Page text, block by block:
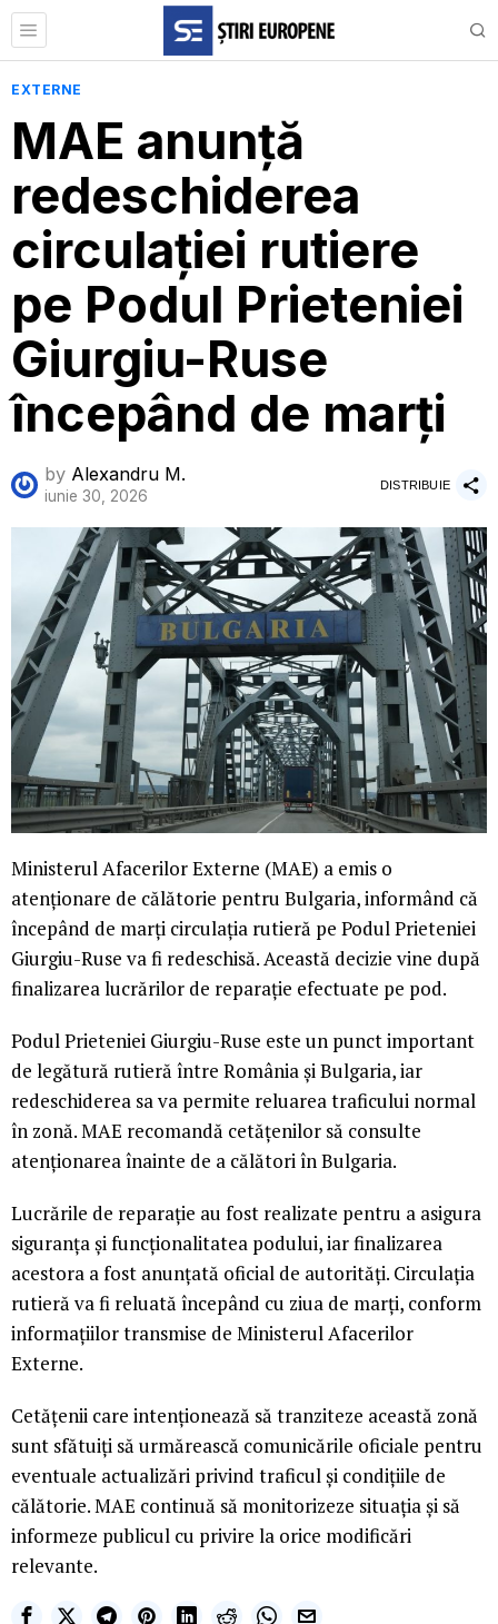
EXTERNE
MAE anunță
redeschiderea
circulației rutiere
pe Podul Prieteniei
Giurgiu-Ruse
începând de marți
by Alexandru M.
iunie 30, 2026
DISTRIBUIE
Ministerul Afacerilor Externe (MAE) a emis o
atenționare de călătorie pentru Bulgaria, informând că
începând de marți circulația rutieră pe Podul Prieteniei
Giurgiu-Ruse va fi redeschisă. Această decizie vine după
finalizarea lucrărilor de reparație efectuate pe pod.
Podul Prieteniei Giurgiu-Ruse este un punct important
de legătură rutieră între România și Bulgaria, iar
redeschiderea sa va permite reluarea traficului normal
în zonă. MAE recomandă cetățenilor să consulte
atenționarea înainte de a călători în Bulgaria.
Lucrările de reparație au fost realizate pentru a asigura
siguranța și funcționalitatea podului, iar finalizarea
acestora a fost anunțată oficial de autorități. Circulația
rutieră va fi reluată începând cu ziua de marți, conform
informațiilor transmise de Ministerul Afacerilor
Externe.
Cetățenii care intenționează să tranziteze această zonă
sunt sfătuiți să urmărească comunicările oficiale pentru
eventuale actualizări privind traficul și condițiile de
călătorie. MAE continuă să monitorizeze situația și să
informeze publicul cu privire la orice modificări
relevante.